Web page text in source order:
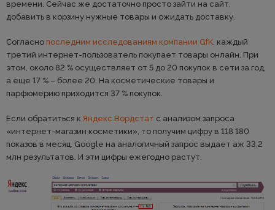
времени. Сейчас же достаточно просто зайти на сайт,
добавить в корзину нужные товары и ожидать доставку.
Согласно последним исследованиям компании GfK, каждый
третий интернет-пользователь покупает товары онлайн. При
этом, около 82 % осуществляет от 5 до 20 покупок в сети за год,
а еще 17 % – более 20. На косметические товары и
парфюмерию приходится 37 % покупок.
Если обратиться к Яндекс.Вордстат с анализом запроса
«интернет-магазин косметики», то получим цифру в 118 180
показов в месяц. Google на аналогичный запрос выдает аж 33,2
млн результатов. И эти цифры ежегодно растут.